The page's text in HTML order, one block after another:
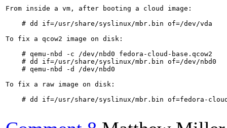
From inside a vm, after booting a cloud image:
    # dd if=/usr/share/syslinux/mbr.bin of=/dev/vda
To fix a qcow2 image on disk:
    # qemu-nbd -c /dev/nbd0 fedora-cloud-base.qcow2
    # dd if=/usr/share/syslinux/mbr.bin of=/dev/nbd0
    # qemu-nbd -d /dev/nbd0
To fix a raw image on disk:
# dd if=/usr/share/syslinux/mbr.bin of=fedora-